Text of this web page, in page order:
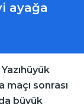
ayağa
sonrası
büyük